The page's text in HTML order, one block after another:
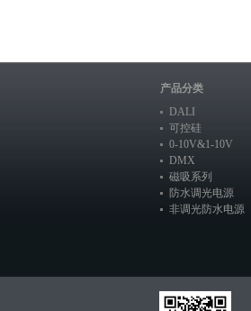
产品分类
DALI
可控硅
0-10V&1-10V
DMX
磁吸系列
防水调光电源
非调光防水电源